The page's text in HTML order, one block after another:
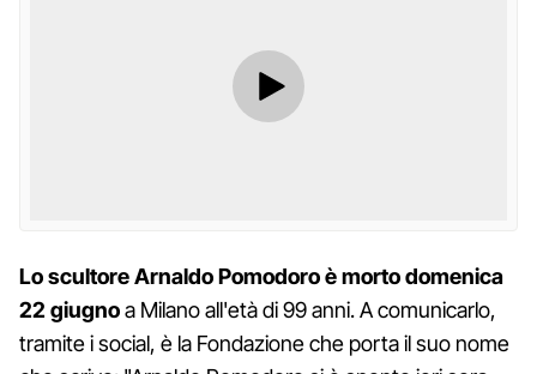
Lo scultore Arnaldo Pomodoro è morto domenica
22 giugnoa Milano all'età di 99 anni. A comunicarlo,
tramite i social, è la Fondazione che porta il suo nome